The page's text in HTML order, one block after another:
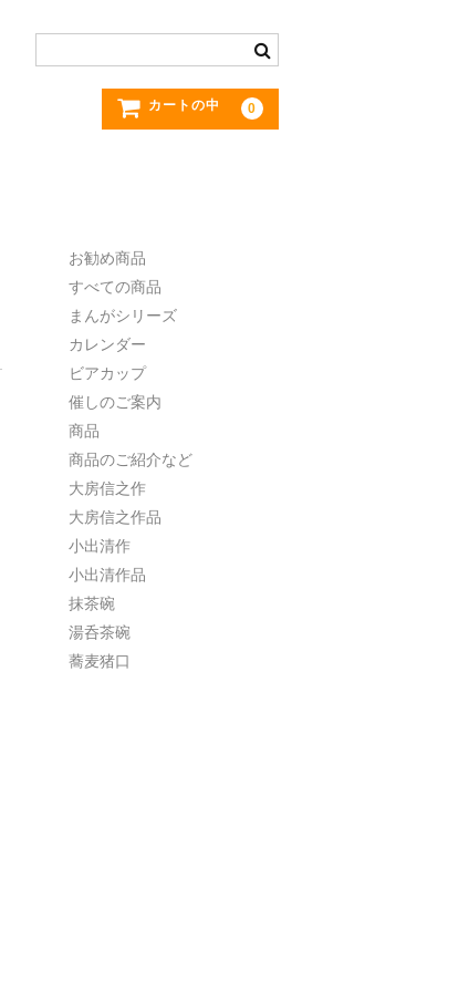
カートの中 0
お勧め商品
すべての商品
まんがシリーズ
カレンダー
ビアカップ
催しのご案内
商品
商品のご紹介など
大房信之作
大房信之作品
小出清作
小出清作品
抹茶碗
湯呑茶碗
蕎麦猪口